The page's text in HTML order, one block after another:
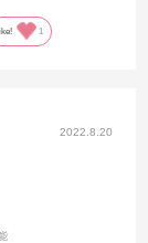
Like! 1
2022.8.20